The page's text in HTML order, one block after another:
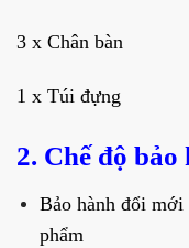
3 x Chân bàn
1 x Túi đựng
2. Chế độ bảo
Bảo hành đổi mới
phẩm